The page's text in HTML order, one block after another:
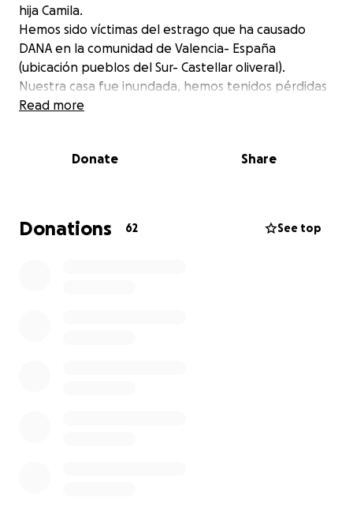
hija Camila.
Hemos sido víctimas del estrago que ha causado
DANA en la comunidad de Valencia- España
(ubicación pueblos del Sur- Castellar oliveral).
Nuestra casa fue inundada, hemos tenidos pérdidas
materiales, no contamos con los recursos para poder
son tan aterradoras como la misma historia.
Marca Personal, creó en el poder de la siembra y la
cosecha hoy estoy del lado quizás más desafiante
Read more
Donate Share
Donations 62 See top